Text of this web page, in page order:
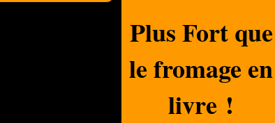
Plus Fort que
le fromage en
livre !